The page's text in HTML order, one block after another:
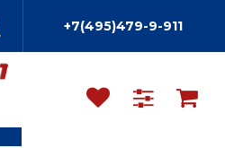
+7(495)479-9-911